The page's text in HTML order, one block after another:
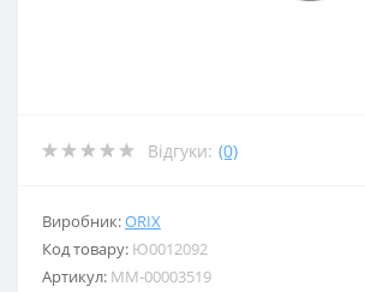
Відгуки: (0)
Виробник:ORIX
Код товару: Ю0012092
Артикул: MM-00003519